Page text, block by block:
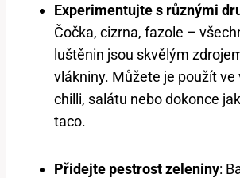
Experimentujte s různými
Čočka, cizrna, fazole –
luštěnin jsou skvělým
vlákniny. Můžete je použít ve
chilli, salátu nebo dokonce
taco.
Přidejte pestrost zeleniny: